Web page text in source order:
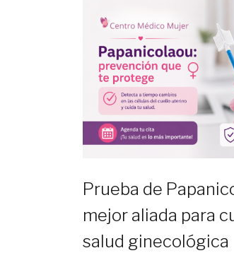
Prueba de
mejor aliada para
salud ginecológica